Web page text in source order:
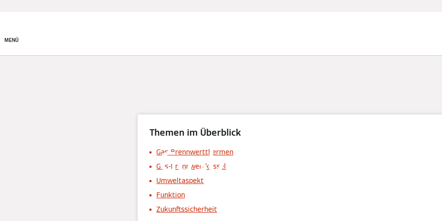
MENÜ
Gasbrennwertkessel
Themen im Überblick
Gas-Brennwertthermen
Gas-Brennwertkessel
Umweltaspekt
Funktion
Zukunftssicherheit